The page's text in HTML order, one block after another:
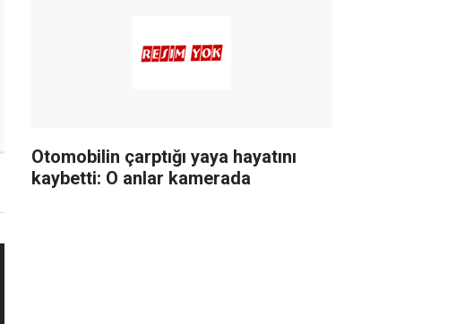
Otomobilin çarptığı yaya hayatını
kaybetti: O anlar kamerada